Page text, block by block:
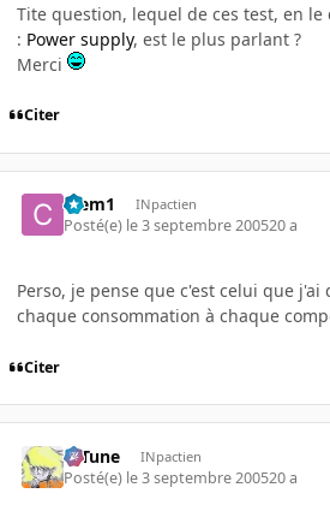
Tite question, lequel de ces test, en le
: Power supply, est le plus parlant ?
Merci
Citer
Clem1 INpactien
Posté(e) le 3 septembre 200520 a
Perso, je pense que c'est celui que
chaque consommation à chaque
Citer
D-Tune INpactien
Posté(e) le 3 septembre 200520 a